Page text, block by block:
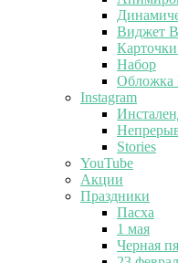
Виджет
Карточки
Набор
Обложка
Instagram
Stories
YouTube
Акции
Праздники
Пасха
1 мая
Черная